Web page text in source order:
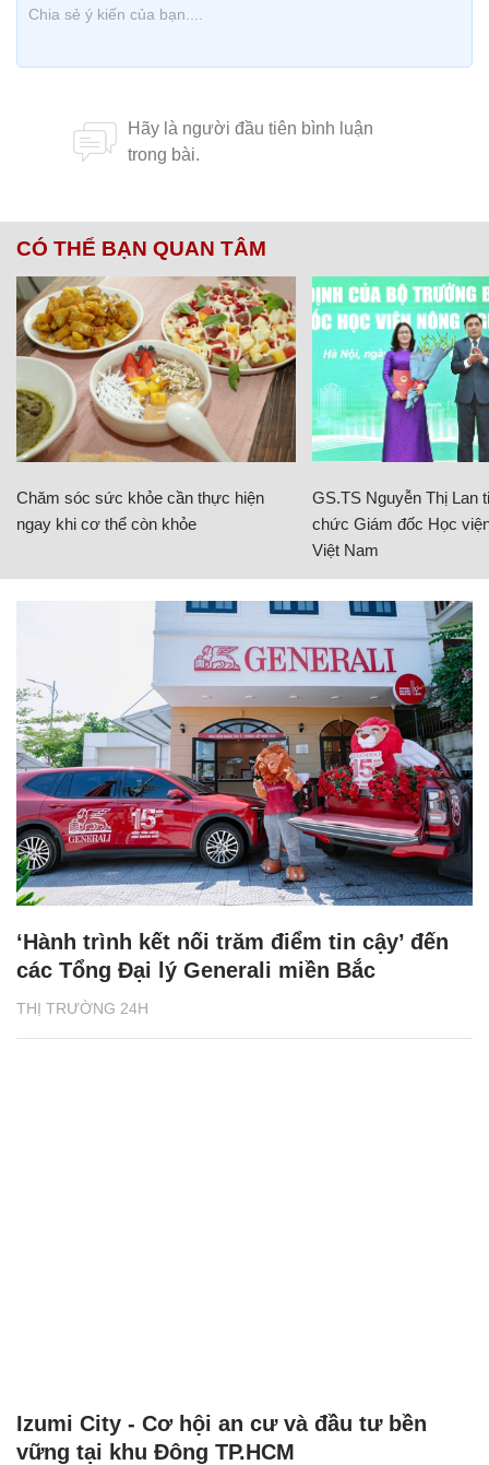
CÓ THỂ BẠN QUAN TÂM
Chăm sóc sức khỏe cần thực hiện
ngay khi cơ thể còn khỏe
GS.TS Nguyễn Thị Lan
chức Giám đốc Học
Việt Nam
THỊ TRƯỜNG 24H
‘Hành trình kết nối trăm điểm tin cậy’ đến
các Tổng Đại lý Generali miền Bắc
Izumi City - Cơ hội an cư và đầu tư bền
vững tại khu Đông TP.HCM